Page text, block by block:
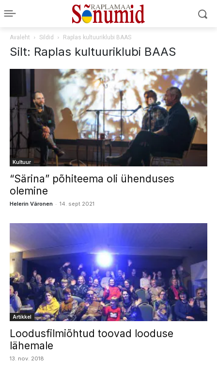
Avaleht Sildid Raplas kultuuriklubi BAAS
Silt: Raplas kultuuriklubi BAAS
Kultuur
“Särina” põhiteema oli ühenduses
olemine
Helerin Väronen - 14. sept 2021
Artikkel
Loodusfilmiõhtud toovad looduse
lähemale
13. nov. 2018